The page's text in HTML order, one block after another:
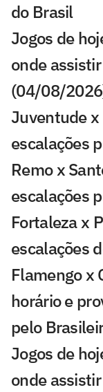
do Brasil
Jogos de
onde
(04/08/
Juventude
escalações
Remo x
escalações
Fortaleza x
escalações
Flamengo x
horário e
pelo
Jogos de
onde